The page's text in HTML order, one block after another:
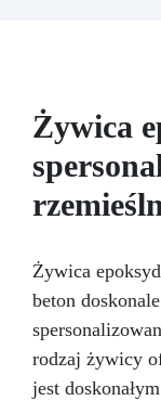
Żywica
Żywica
beton
rodzaj żywicy
jest